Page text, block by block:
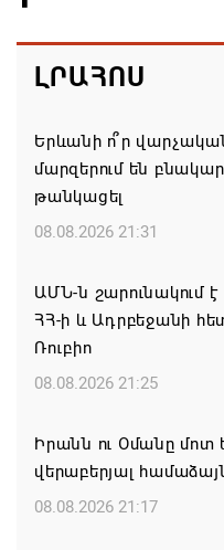
ԼՐԱՀՈՍ
Երևանի ո՞ր
մարզերում են
թանկացել
08.08.2026 21:31
ԱՄՆ-ն շարունակում է
ՀՀ-ի և Ադրբեջանի
Ռուբիո
08.08.2026 21:25
Իրանն ու Օմանը մոտ
վերաբերյալ
08.08.2026 21:17